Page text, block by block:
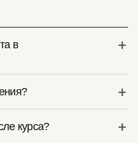
в
курса?